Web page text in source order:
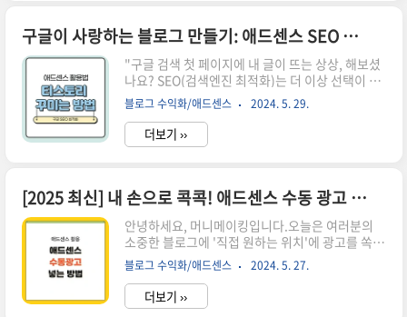
상단 노출, 이미지 용량 줄이는 방법, 이미지 최적
화 방법 구글 SEO 기준으로 고품질의 좋은 사진을
평가를 받으려면 사진의 메타데이터 정보도 중요하
지만 기본적으로 인터넷이 느린 환경에서도 사진을
빠르게 로딩할 수 있도록 이미지 용량이 적어야 합
니다. 단지 tinypng 등 변환 사이트를 통해서 이미
지 용량만 줄이면 여전히 최..
구글이 사랑하는 블로그 만들기: 애드센스 SEO 점수 100점 받는 티스토리 최적화 비법
"구글 검색 첫 페이지에 내 글이 뜨는 상상, 해보셨
나요? SEO(검색엔진 최적화)는 더 이상 선택이 아
닌 필수입니다. 하지만 복잡한 용어들 때문에 어디
서부터 시작해야 할지 막막하셨을 겁니다. 오늘, 코
딩을 전혀 몰라도 티스토리 설정만으로 구글의 사
랑을 듬뿍 받아 SEO 점수를 100점으로 만드는 가
라는 '기계'를 속이는 기술이 아닙니다. 오히려 구
글을 '깐깐한 손님'이라고 생각하고, 이 손님이 내
글을 쉽게 읽고 이해할 수 있도록 친절하게 안내하
는 것입니다. 지금부터 그 안내 방법을 알려드리겠
습니다."티스토리에서 당장 실천할 수 있는 SEO
최적화 4단계 1단계: 글 주소(URL)에 '영어 이름
표' 달아..
블로그 수익화/애드센스 2024. 5. 29.
더보기 ››
[2025 최신] 내 손으로 콕콕! 애드센스 수동 광고 완벽 삽입 가이드 (초보자 10분)
안녕하세요, 머니메이킹입니다.오늘은 여러분의
소중한 블로그에 '직접 원하는 위치'에 광고를 쏙쏙
넣어 수익을 극대화할 수 있는 애드센스 수동 광고
설정 방법을 쉽고 자세하게 알려드리겠습니다. 자
동 광고도 편리하지만, 때로는 내 콘텐츠 흐름에 딱
맞게 광고를 배치하는 것이 훨씬 더 효과적일 수 있
블로그 수익화/애드센스 2024. 5. 27.
더보기 ››